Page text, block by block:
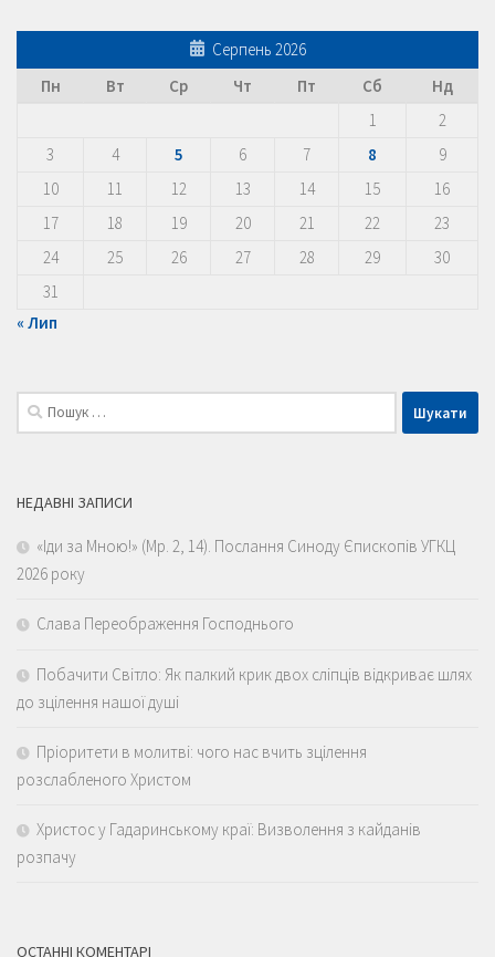
Серпень 2026
Пн
Вт Ср Чт Пт Сб
Нд
1
2
3
4 5 6 7 8
9
10
11 12 13 14 15
16
17
18 19 20 21 22
23
24
25 26 27 28 29
30
31
« Лип
Пошук:
НЕДАВНІ ЗАПИСИ
«Іди за Мною!» (Мр. 2, 14). Послання Синоду Єпископів УГКЦ
2026 року
Слава Переображення Господнього
Побачити Світло: Як палкий крик двох сліпців відкриває шлях
до зцілення нашої душі
Пріоритети в молитві: чого нас вчить зцілення
розслабленого Христом
Христос у Гадаринському краї: Визволення з кайданів
розпачу
ОСТАННІ КОМЕНТАРІ